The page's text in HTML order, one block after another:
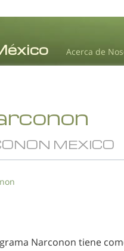
Acerca de
MEXICO
Narconon tiene